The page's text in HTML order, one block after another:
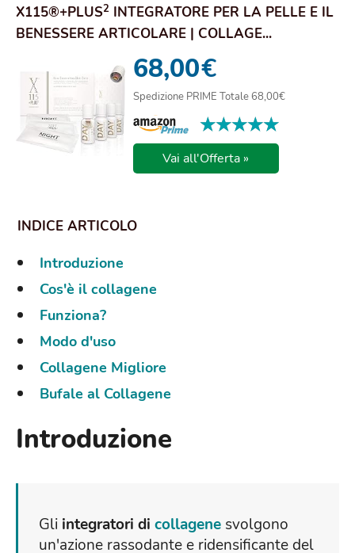
X115®+PLUS2 INTEGRATORE PER LA PELLE E IL
BENESSERE ARTICOLARE | COLLAGE...
68,00€
Spedizione PRIME Totale 68,00€
★★★★★
★★★★★
Vai all'Offerta »
Introduzione
Cos'è il collagene
Funziona?
Modo d'uso
Collagene Migliore
Bufale al Collagene
Introduzione
Gli integratori di collagene svolgono
un'azione rassodante e ridensificante del